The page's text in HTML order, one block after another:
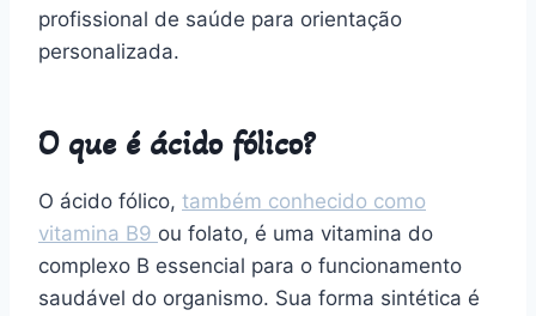
profissional de saúde para orientação
personalizada.
O que é ácido fólico?
O ácido fólico, também conhecido como
vitamina B9 ou folato, é uma vitamina do
complexo B essencial para o funcionamento
saudável do organismo. Sua forma sintética é